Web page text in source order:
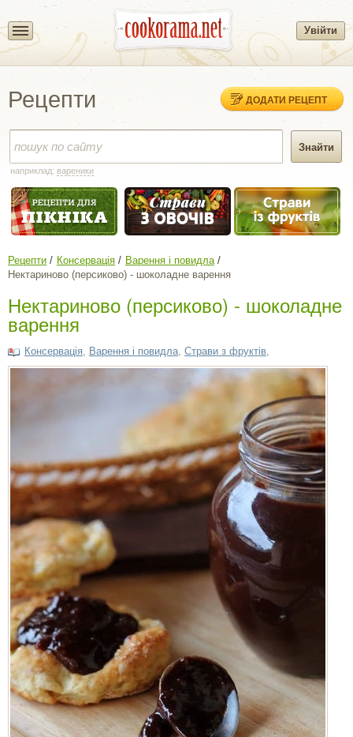
Увійти
Рецепти ДОДАТИ РЕЦЕПТ
наприклад: вареники
Рецепти Консервація
Варення і повидла
Нектариново (персиково) - шоколадне варення
Нектариново (персиково) - шоколадне
варення
Консервація Варення і повидла Страви з фруктів